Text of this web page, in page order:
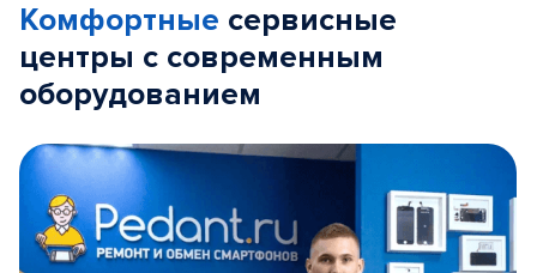
Комфортные сервисные
центры с современным
оборудованием